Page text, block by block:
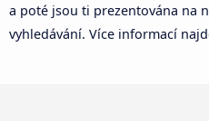
a poté jsou ti prezentována na
vyhledávání. Více informací